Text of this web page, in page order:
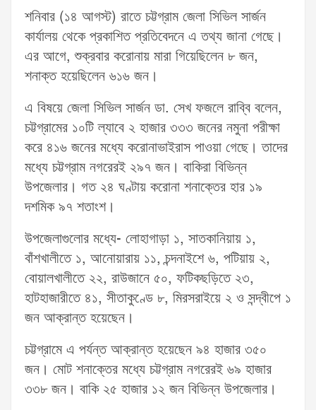
শনিবার (১৪ আগস্ট) রাতে চট্টগ্রাম জেলা সিভিল সার্জন
কার্যালয় থেকে প্রকাশিত প্রতিবেদনে এ তথ্য জানা গেছে।
এর আগে, শুক্রবার করোনায় মারা গিয়েছিলেন ৮ জন,
শনাক্ত হয়েছিলেন ৬১৬ জন।
এ বিষয়ে জেলা সিভিল সার্জন ডা. সেখ ফজলে রাব্বি বলেন,
চট্টগ্রামের ১০টি ল্যাবে ২ হাজার ৩৩৩ জনের নমুনা পরীক্ষা
করে ৪১৬ জনের মধ্যে করোনাভাইরাস পাওয়া গেছে। তাদের
মধ্যে চট্টগ্রাম নগরেরই ২৯৭ জন। বাকিরা বিভিন্ন
উপজেলার। গত ২৪ ঘণ্টায় করোনা শনাক্তের হার ১৯
দশমিক ৯৭ শতাংশ।
উপজেলাগুলোর মধ্যে- লোহাগাড়া ১, সাতকানিয়ায় ১,
বাঁশখালীতে ১, আনোয়ারায় ১১, চন্দনাইশে ৬, পটিয়ায় ২,
বোয়ালখালীতে ২২, রাউজানে ৫০, ফটিকছড়িতে ২৩,
হাটহাজারীতে ৪১, সীতাকুণ্ডে ৮, মিরসরাইয়ে ২ ও সন্দ্বীপে ১
জন আক্রান্ত হয়েছেন।
চট্টগ্রামে এ পর্যন্ত আক্রান্ত হয়েছেন ৯৪ হাজার ৩৫০
জন। মোট শনাক্তের মধ্যে চট্টগ্রাম নগরেরই ৬৯ হাজার
৩৩৮ জন। বাকি ২৫ হাজার ১২ জন বিভিন্ন উপজেলার।